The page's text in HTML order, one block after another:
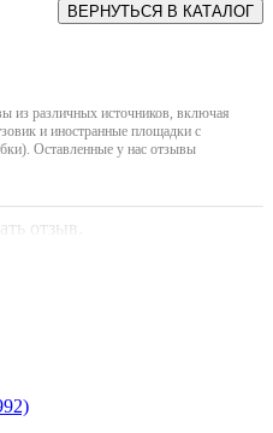
из различных источников, включая
и иностранные площадки с
Оставленные у нас отзывы
отзыв.